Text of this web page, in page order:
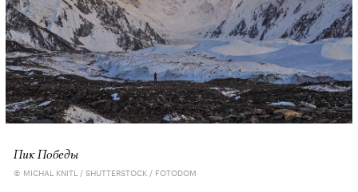
Пик Победы
© MICHAL KNITL / SHUTTERSTOCK / FOTODOM